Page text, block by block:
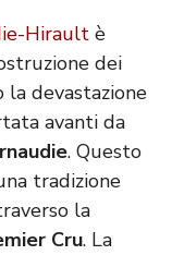
Hirault è
dei
devastazione
avanti da
. Questo
tradizione
la
Cru. La